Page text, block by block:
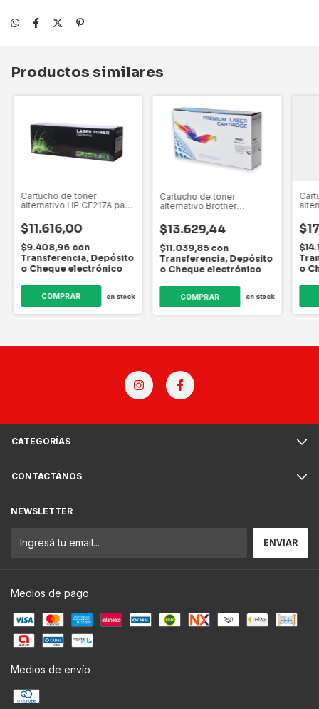
Productos similares
8060
Cartucho de toner
alternativo HP CF217A para
$11.616,00
$9.408,96 con
Transferencia, Depósito
o Cheque electrónico
en stock
Cartucho de toner
alternativo Brother
HL2240/7055/7065
$13.629,44
$11.039,85 con
Transferencia, Depósito
o Cheque electrónico
en stock
o
CATEGORÍAS
CONTACTÁNOS
NEWSLETTER
Medios de pago
Medios de envío